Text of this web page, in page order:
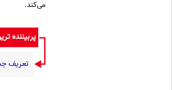
می‌کند.
پربیننده
تعریف